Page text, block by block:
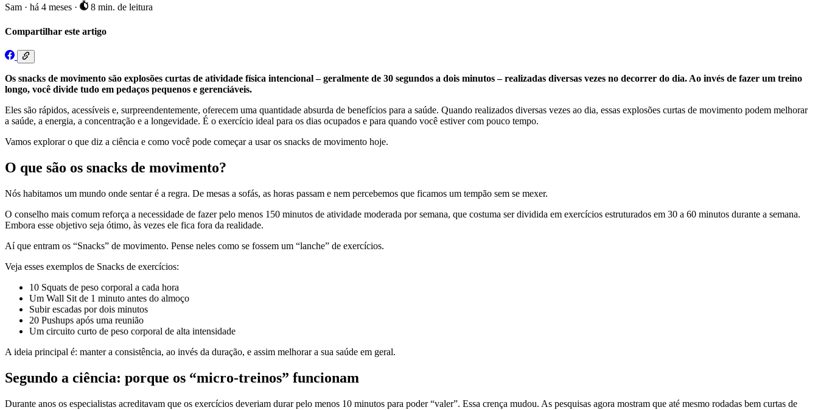
Sam · há 4 meses · 8 min. de leitura
Compartilhar este artigo
Os snacks de movimento são explosões curtas de atividade física intencional – geralmente de 30 segundos a dois minutos – realizadas diversas vezes no decorrer do dia. Ao invés de fazer um treino
longo, você divide tudo em pedaços pequenos e gerenciáveis.
Eles são rápidos, acessíveis e, surpreendentemente, oferecem uma quantidade absurda de benefícios para a saúde. Quando realizados diversas vezes ao dia, essas explosões curtas de movimento podem melhorar
a saúde, a energia, a concentração e a longevidade. É o exercício ideal para os dias ocupados e para quando você estiver com pouco tempo.
Vamos explorar o que diz a ciência e como você pode começar a usar os snacks de movimento hoje.
O que são os snacks de movimento?
Nós habitamos um mundo onde sentar é a regra. De mesas a sofás, as horas passam e nem percebemos que ficamos um tempão sem se mexer.
O conselho mais comum reforça a necessidade de fazer pelo menos 150 minutos de atividade moderada por semana, que costuma ser dividida em exercícios estruturados em 30 a 60 minutos durante a semana.
Embora esse objetivo seja ótimo, às vezes ele fica fora da realidade.
Aí que entram os “Snacks” de movimento. Pense neles como se fossem um “lanche” de exercícios.
Veja esses exemplos de Snacks de exercícios:
10 Squats de peso corporal a cada hora
Um Wall Sit de 1 minuto antes do almoço
Subir escadas por dois minutos
20 Pushups após uma reunião
Um circuito curto de peso corporal de alta intensidade
A ideia principal é: manter a consistência, ao invés da duração, e assim melhorar a sua saúde em geral.
Segundo a ciência: porque os “micro-treinos” funcionam
Durante anos os especialistas acreditavam que os exercícios deveriam durar pelo menos 10 minutos para poder “valer”. Essa crença mudou. As pesquisas agora mostram que até mesmo rodadas bem curtas de